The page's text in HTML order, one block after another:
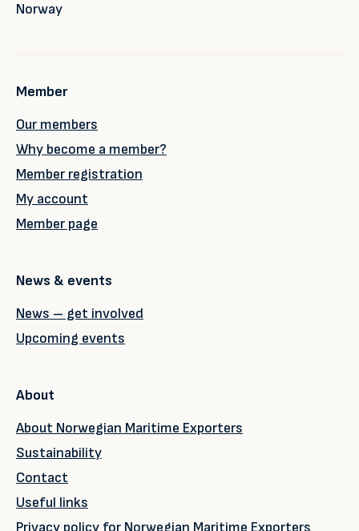
Norway
Member
Our members
Why become a member?
Member registration
My account
Member page
News & events
News – get involved
Upcoming events
About
About Norwegian Maritime Exporters
Sustainability
Contact
Useful links
Privacy policy for Norwegian Maritime Exporters